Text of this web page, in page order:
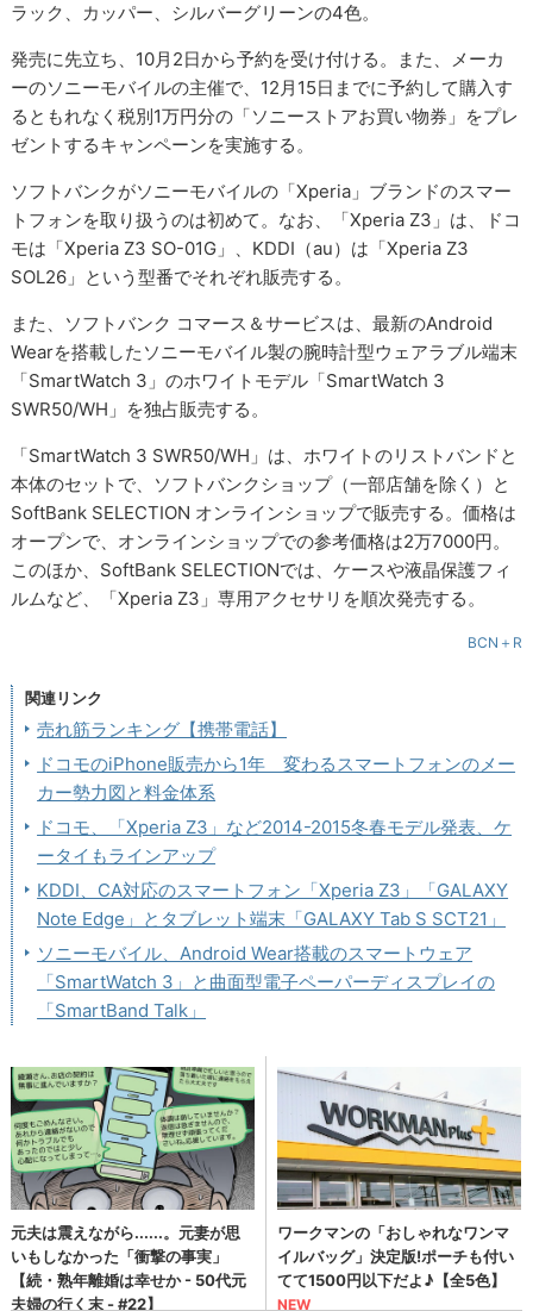
ラック、カッパー、シルバーグリーンの4色。
発売に先立ち、10月2日から予約を受け付ける。また、メーカ
ーのソニーモバイルの主催で、12月15日までに予約して購入す
るともれなく税別1万円分の「ソニーストアお買い物券」をプレ
ゼントするキャンペーンを実施する。
ソフトバンクがソニーモバイルの「Xperia」ブランドのスマー
トフォンを取り扱うのは初めて。なお、「Xperia Z3」は、ドコ
モは「Xperia Z3 SO-01G」、KDDI（au）は「Xperia Z3
SOL26」という型番でそれぞれ販売する。
また、ソフトバンク コマース＆サービスは、最新のAndroid
Wearを搭載したソニーモバイル製の腕時計型ウェアラブル端末
「SmartWatch 3」のホワイトモデル「SmartWatch 3
SWR50/WH」を独占販売する。
「SmartWatch 3 SWR50/WH」は、ホワイトのリストバンドと
本体のセットで、ソフトバンクショップ（一部店舗を除く）と
SoftBank SELECTION オンラインショップで販売する。価格は
オープンで、オンラインショップでの参考価格は2万7000円。
このほか、SoftBank SELECTIONでは、ケースや液晶保護フィ
ルムなど、「Xperia Z3」専用アクセサリを順次発売する。
BCN＋R
関連リンク
売れ筋ランキング【携帯電話】
ドコモのiPhone販売から1年 変わるスマートフォンのメー
カー勢力図と料金体系
ドコモ、「Xperia Z3」など2014-2015冬春モデル発表、ケ
ータイもラインアップ
KDDI、CA対応のスマートフォン「Xperia Z3」「GALAXY
Note Edge」とタブレット端末「GALAXY Tab S SCT21」
ソニーモバイル、Android Wear搭載のスマートウェア
「SmartWatch 3」と曲面型電子ペーパーディスプレイの
「SmartBand Talk」